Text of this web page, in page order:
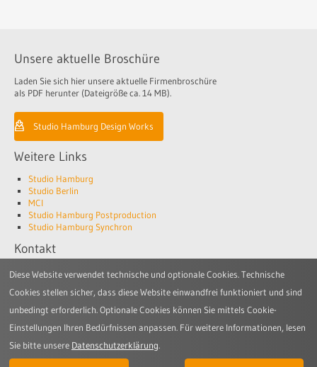
Unsere aktuelle Broschüre
Laden Sie sich hier unsere aktuelle Firmenbroschüre
als PDF herunter (Dateigröße ca. 14 MB).
Studio Hamburg Design Works
Weitere Links
Studio Hamburg
Studio Berlin
MCI
Studio Hamburg Postproduction
Studio Hamburg Synchron
Kontakt
Studio Hamburg Design Works GmbH
22045 Hamburg
Telefon: +49 (0)40 6688-3300
E-Mail:design-works@studio-hamburg.de
© 2026 Studio Hamburg Design Works | Impressum|Verhaltenskodex|AGB|
Diese Website verwendet technische und optionale Cookies. Technische
Cookies stellen sicher, dass diese Website einwandfrei funktioniert und sind
unbedingt erforderlich. Optionale Cookies können Sie mittels Cookie-
Einstellungen Ihren Bedürfnissen anpassen. Für weitere Informationen, lesen
Sie bitte unsere Datenschutzerklärung.